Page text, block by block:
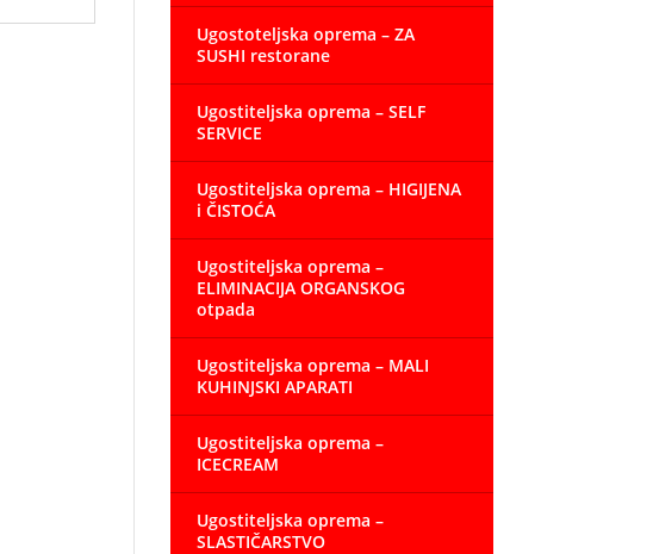
Ugostoteljska oprema – ZA
SUSHI restorane
Ugostiteljska oprema – SELF
SERVICE
Ugostiteljska oprema – HIGIJENA
i ČISTOĆA
Ugostiteljska oprema –
ELIMINACIJA ORGANSKOG
otpada
Ugostiteljska oprema – MALI
KUHINJSKI APARATI
Ugostiteljska oprema –
ICECREAM
Ugostiteljska oprema –
SLASTIČARSTVO